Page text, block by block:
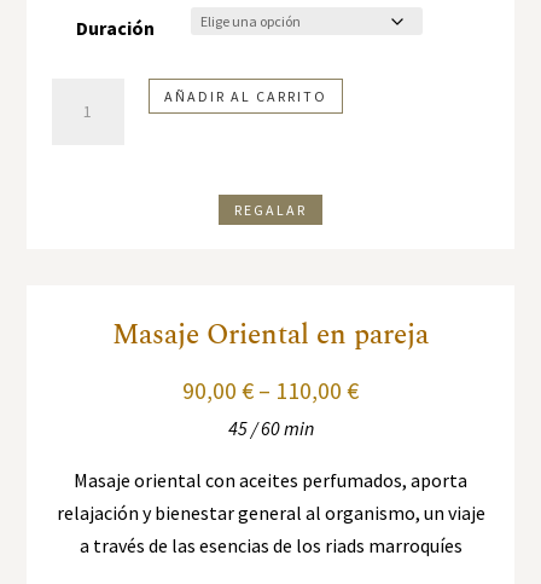
Duración
AÑADIR AL CARRITO
REGALAR
Masaje Oriental en pareja
90,00 € – 110,00 €
45 / 60 min
Masaje oriental con aceites perfumados, aporta
relajación y bienestar general al organismo, un viaje
a través de las esencias de los riads marroquíes